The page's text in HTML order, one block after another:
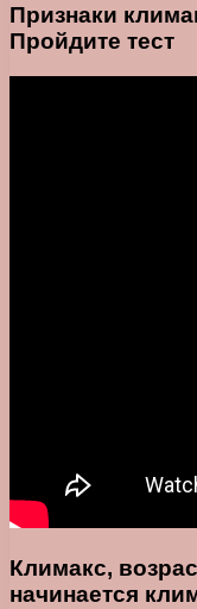
Признаки
Пройдите тест
Климакс,
начинается